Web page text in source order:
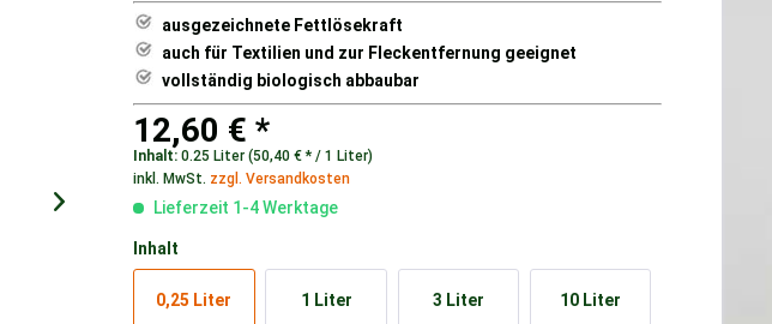
ausgezeichnete Fettlösekraft
auch für Textilien und zur Fleckentfernung geeignet
vollständig biologisch abbaubar
12,60 € *
Inhalt:0.25 Liter (50,40 € * / 1 Liter)
inkl. MwSt. zzgl. Versandkosten
Lieferzeit 1-4 Werktage
Inhalt
0,25 Liter 1 Liter 3 Liter 10 Liter